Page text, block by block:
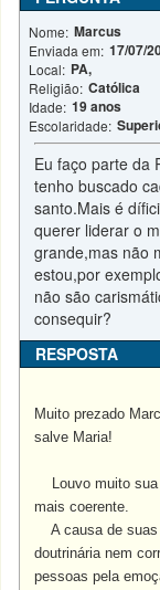
Nome: Marcus
Enviada em: 17/07/
Local: PA,
Religião: Católica
Idade: 19 anos
Escolaridade:
Eu faço parte da
tenho buscado
santo.Mais é
querer liderar o
grande,mas não
estou,por
não são
consequir?
RESPOSTA
Muito prezado
salve Maria!
Louvo muito sua
mais coerente.
A causa de suas
doutrinária nem
pessoas pela